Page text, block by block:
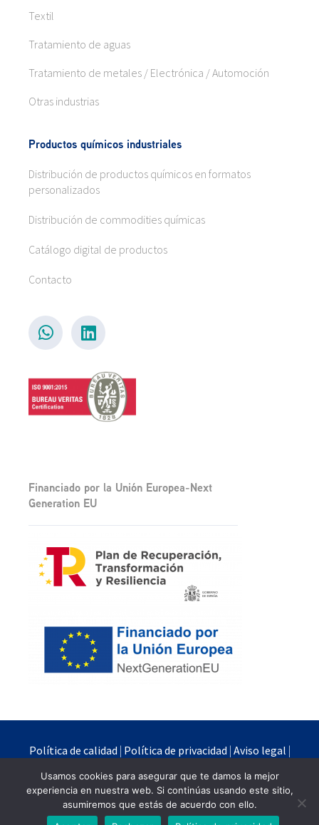
Textil
Tratamiento de aguas
Tratamiento de metales / Electrónica / Automoción
Otras industrias
Productos químicos industriales
Distribución de productos químicos en formatos
personalizados
Distribución de commodities químicas
Catálogo digital de productos
Contacto
Financiado por la Unión Europea-Next
Generation EU
Quimipur S.L.U. © 2024
Powered byBranding Industrial
Política de calidad | Política de privacidad | Aviso legal |
Usamos cookies para asegurar que te damos la mejor
experiencia en nuestra web. Si continúas usando este sitio,
asumiremos que estás de acuerdo con ello.